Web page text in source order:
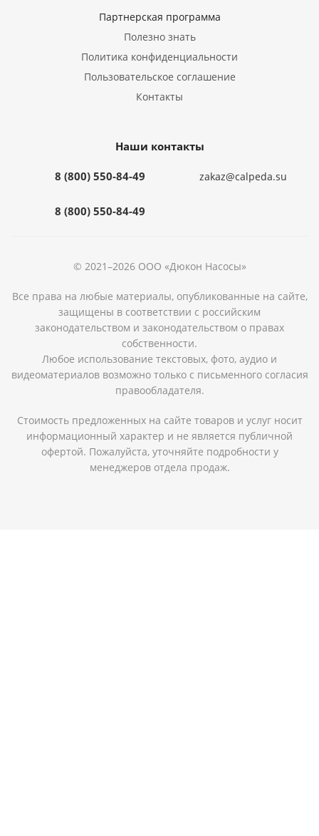
Партнерская программа
Полезно знать
Политика конфиденциальности
Пользовательское соглашение
Контакты
Наши контакты
8 (800) 550-84-49
8 (800) 550-84-49
zakaz@calpeda.su
© 2021–2026 ООО «Дюкон Насосы»
Все права на любые материалы, опубликованные на сайте,
защищены в соответствии с российским
законодательством и законодательством о правах
собственности.
Любое использование текстовых, фото, аудио и
видеоматериалов возможно только с письменного согласия
правообладателя.
Стоимость предложенных на сайте товаров и услуг носит
информационный характер и не является публичной
офертой. Пожалуйста, уточняйте подробности у
менеджеров отдела продаж.